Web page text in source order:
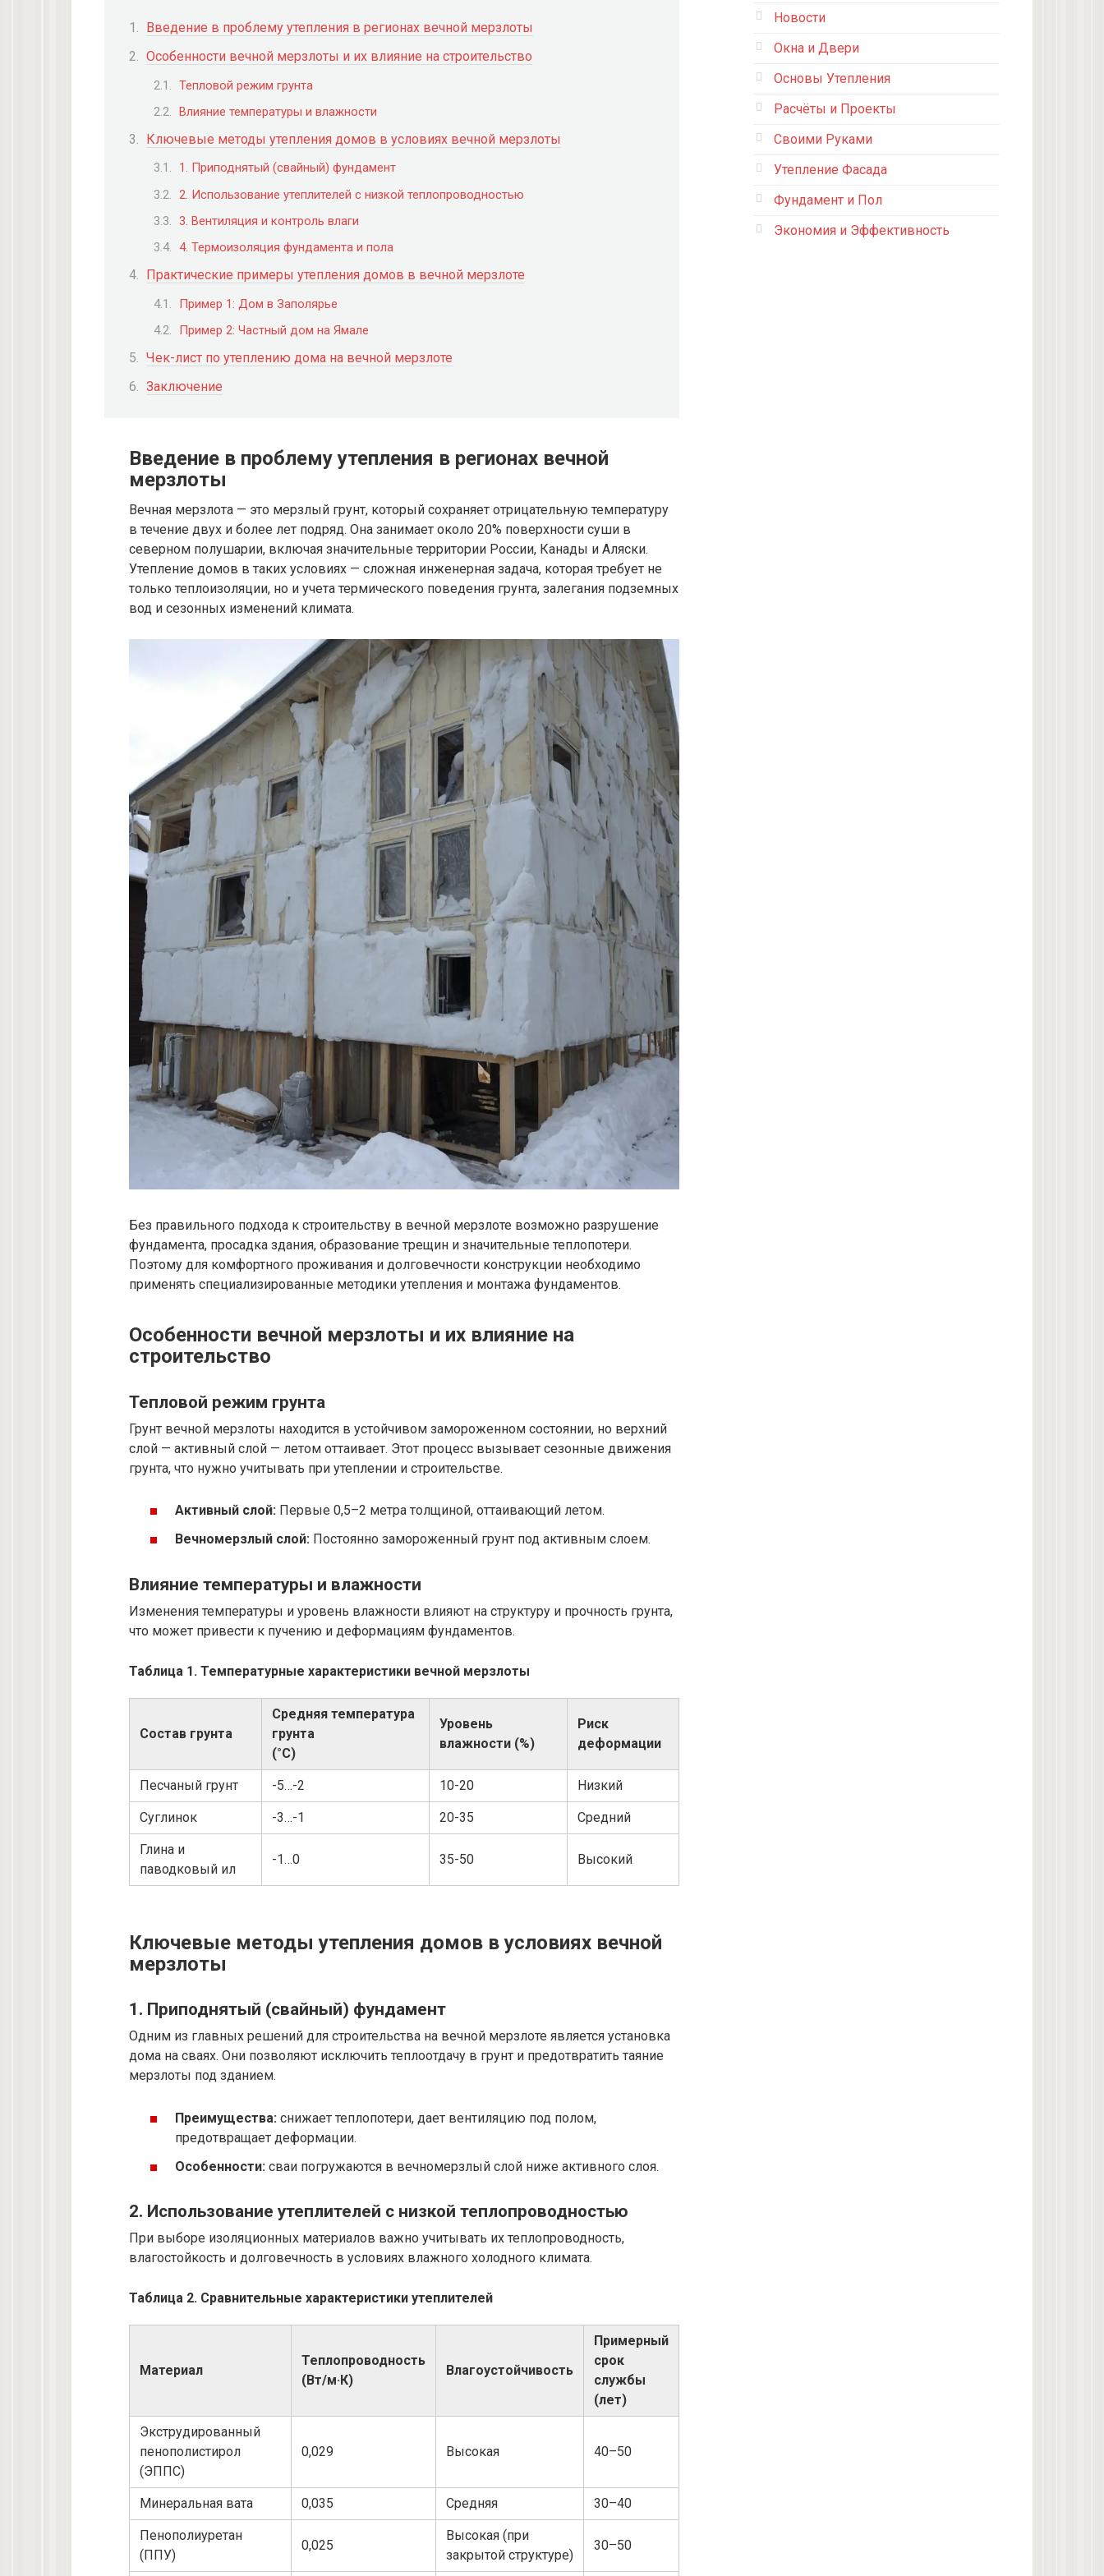
Введение в проблему утепления в регионах вечной мерзлоты
Особенности вечной мерзлоты и их влияние на строительство
Тепловой режим грунта
Влияние температуры и влажности
Ключевые методы утепления домов в условиях вечной мерзлоты
1. Приподнятый (свайный) фундамент
2. Использование утеплителей с низкой теплопроводностью
3. Вентиляция и контроль влаги
4. Термоизоляция фундамента и пола
Практические примеры утепления домов в вечной мерзлоте
Пример 1: Дом в Заполярье
Пример 2: Частный дом на Ямале
Чек-лист по утеплению дома на вечной мерзлоте
Заключение
Введение в проблему утепления в регионах вечной
мерзлоты
Вечная мерзлота — это мерзлый грунт, который сохраняет отрицательную температуру
в течение двух и более лет подряд. Она занимает около 20% поверхности суши в
северном полушарии, включая значительные территории России, Канады и Аляски.
Утепление домов в таких условиях — сложная инженерная задача, которая требует не
только теплоизоляции, но и учета термического поведения грунта, залегания подземных
вод и сезонных изменений климата.
Без правильного подхода к строительству в вечной мерзлоте возможно разрушение
фундамента, просадка здания, образование трещин и значительные теплопотери.
Поэтому для комфортного проживания и долговечности конструкции необходимо
применять специализированные методики утепления и монтажа фундаментов.
Особенности вечной мерзлоты и их влияние на
строительство
Тепловой режим грунта
Грунт вечной мерзлоты находится в устойчивом замороженном состоянии, но верхний
слой — активный слой — летом оттаивает. Этот процесс вызывает сезонные движения
грунта, что нужно учитывать при утеплении и строительстве.
Активный слой: Первые 0,5–2 метра толщиной, оттаивающий летом.
Вечномерзлый слой: Постоянно замороженный грунт под активным слоем.
Влияние температуры и влажности
Изменения температуры и уровень влажности влияют на структуру и прочность грунта,
что может привести к пучению и деформациям фундаментов.
Таблица 1. Температурные характеристики вечной мерзлоты
Состав грунта
Средняя температура
грунта
(°C)
Уровень
влажности (%)
Риск
деформации
Песчаный грунт -5…-2 10-20 Низкий
Суглинок -3…-1 20-35 Средний
Глина и
паводковый ил
-1…0 35-50 Высокий
Ключевые методы утепления домов в условиях вечной
мерзлоты
1. Приподнятый (свайный) фундамент
Одним из главных решений для строительства на вечной мерзлоте является установка
дома на сваях. Они позволяют исключить теплоотдачу в грунт и предотвратить таяние
мерзлоты под зданием.
Преимущества: снижает теплопотери, дает вентиляцию под полом,
предотвращает деформации.
Особенности: сваи погружаются в вечномерзлый слой ниже активного слоя.
2. Использование утеплителей с низкой теплопроводностью
При выборе изоляционных материалов важно учитывать их теплопроводность,
влагостойкость и долговечность в условиях влажного холодного климата.
Таблица 2. Сравнительные характеристики утеплителей
Материал
Теплопроводность
(Вт/м·К)
Влагоустойчивость
Примерный
срок
службы
(лет)
Экструдированный
пенополистирол
(ЭППС)
0,029 Высокая 40–50
Минеральная вата 0,035 Средняя 30–40
Пенополиуретан
(ППУ)
0,025
Высокая (при
закрытой структуре)
30–50
Новости
Окна и Двери
Основы Утепления
Расчёты и Проекты
Своими Руками
Утепление Фасада
Фундамент и Пол
Экономия и Эффективность